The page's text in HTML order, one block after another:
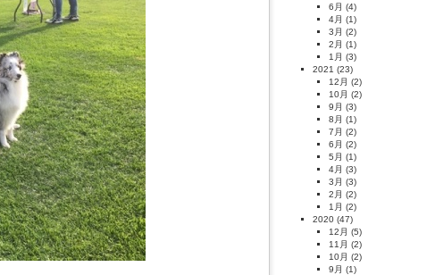
6月 (4)
4月 (1)
3月 (2)
2月 (1)
1月 (3)
2021 (23)
12月 (2)
10月 (2)
9月 (3)
8月 (1)
7月 (2)
6月 (2)
5月 (1)
4月 (3)
3月 (3)
2月 (2)
1月 (2)
2020 (47)
12月 (5)
11月 (2)
10月 (2)
9月 (1)